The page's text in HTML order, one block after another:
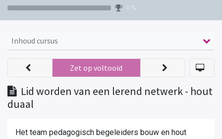
0 %
Inhoud cursus
Lid worden van een lerend netwerk - hout
duaal
Zet op voltooid
Het team pedagogisch begeleiders bouw en hout